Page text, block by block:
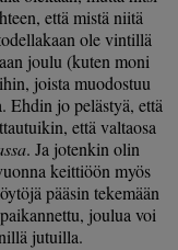
että mistä niitä
ole vintillä
joulu (kuten moni
joista muodostuu
Ehdin jo pelästyä, että
että valtaosa
. Ja jotenkin olin
keittiöön myös
pääsin tekemään
joulua voi
jutuilla.